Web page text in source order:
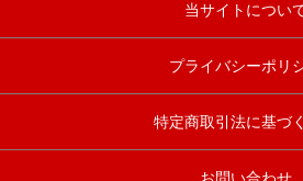
当サイトについ
プライバシーポリ
特定商取引法に基づ